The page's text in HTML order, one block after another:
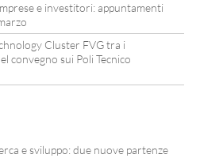
e investitori: appuntamenti
Cluster FVG tra i
convegno sui Poli Tecnico
e sviluppo: due nuove partenze